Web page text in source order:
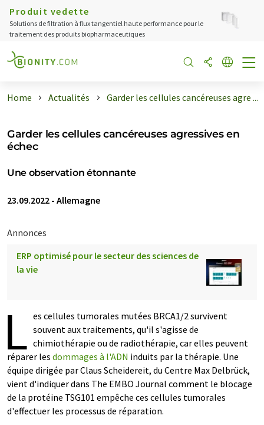
Produit vedette
Solutions de filtration à flux tangentiel haute performance pour le
traitement des produits biopharmaceutiques
Home Actualités Garder les cellules cancéreuses agre ...
Garder les cellules cancéreuses agressives en
échec
Une observation étonnante
23.09.2022 - Allemagne
Annonces
ERP optimisé pour le secteur des sciences de
la vie
L es cellules tumorales mutées BRCA1/2 survivent
souvent aux traitements, qu'il s'agisse de
chimiothérapie ou de radiothérapie, car elles peuvent
réparer les dommages à l'ADN induits par la thérapie. Une
équipe dirigée par Claus Scheidereit, du Centre Max Delbrück,
vient d'indiquer dans The EMBO Journal comment le blocage
de la protéine TSG101 empêche ces cellules tumorales
d'effectuer les processus de réparation.